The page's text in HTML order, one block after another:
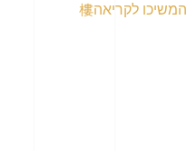
המשיכו לקריאה